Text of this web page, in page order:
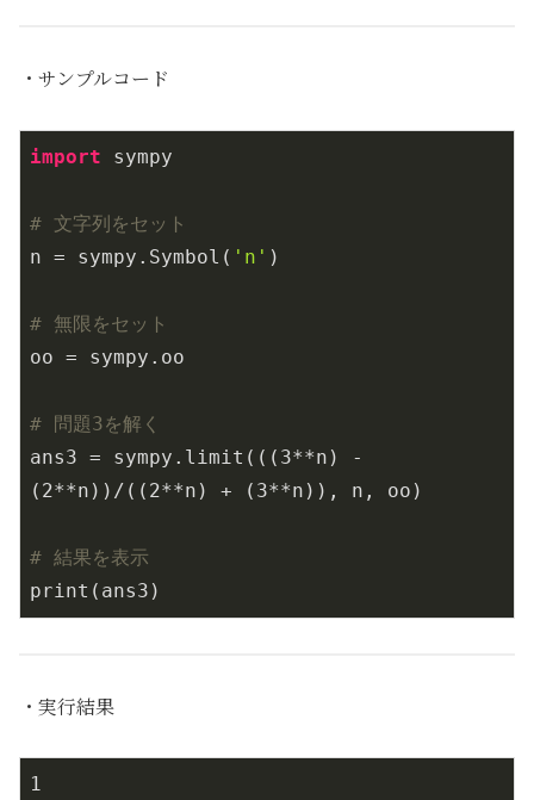
・サンプルコード
import sympy
# 文字列をセット
n = sympy.Symbol( 'n' )
# 無限をセット
oo = sympy.oo
# 問題3を解く
ans3 = sympy.limit((( 3**n) -
( 2**n))/(( 2**n) + ( 3**n)), n, oo)
# 結果を表示
print(ans3)
・実行結果
1